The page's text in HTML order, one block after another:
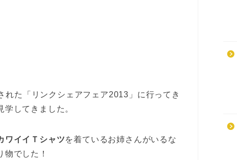
た「リンクシェアフェア2013」に行ってき
してきました。
ワイイＴシャツを着ているお姉さんがいるな
でした！